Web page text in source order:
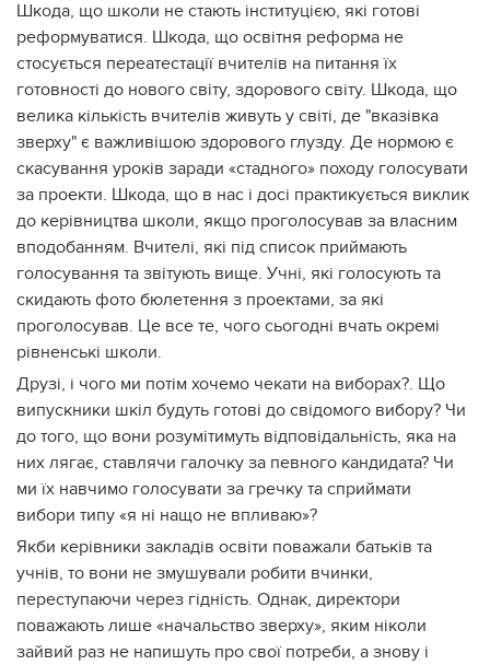
Шкода, що школи не стають інституцією, які готові
реформуватися. Шкода, що освітня реформа не
стосується переатестації вчителів на питання їх
готовності до нового світу, здорового світу. Шкода, що
велика кількість вчителів живуть у світі, де "вказівка
зверху" є важливішою здорового глузду. Де нормою є
скасування уроків заради «стадного» походу голосувати
за проекти. Шкода, що в нас і досі практикується виклик
до керівництва школи, якщо проголосував за власним
вподобанням. Вчителі, які під список приймають
голосування та звітують вище. Учні, які голосують та
скидають фото бюлетення з проектами, за які
проголосував. Це все те, чого сьогодні вчать окремі
рівненські школи.
Друзі, і чого ми потім хочемо чекати на виборах?. Що
випускники шкіл будуть готові до свідомого вибору? Чи
до того, що вони розумітимуть відповідальність, яка на
них лягає, ставлячи галочку за певного кандидата? Чи
ми їх навчимо голосувати за гречку та сприймати
вибори типу «я ні нащо не впливаю»?
Якби керівники закладів освіти поважали батьків та
учнів, то вони не змушували робити вчинки,
переступаючи через гідність. Однак, директори
поважають лише «начальство зверху», яким ніколи
зайвий раз не напишуть про свої потреби, а знову і